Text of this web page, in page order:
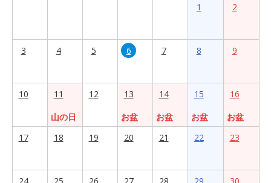
1 2
3 4 5 6 7 8 9
10
11
山の日
12
13
お盆
14
お盆
15
お盆
16
お盆
17
18 19 20 21 22 23
24 25 26 27 28 29 30